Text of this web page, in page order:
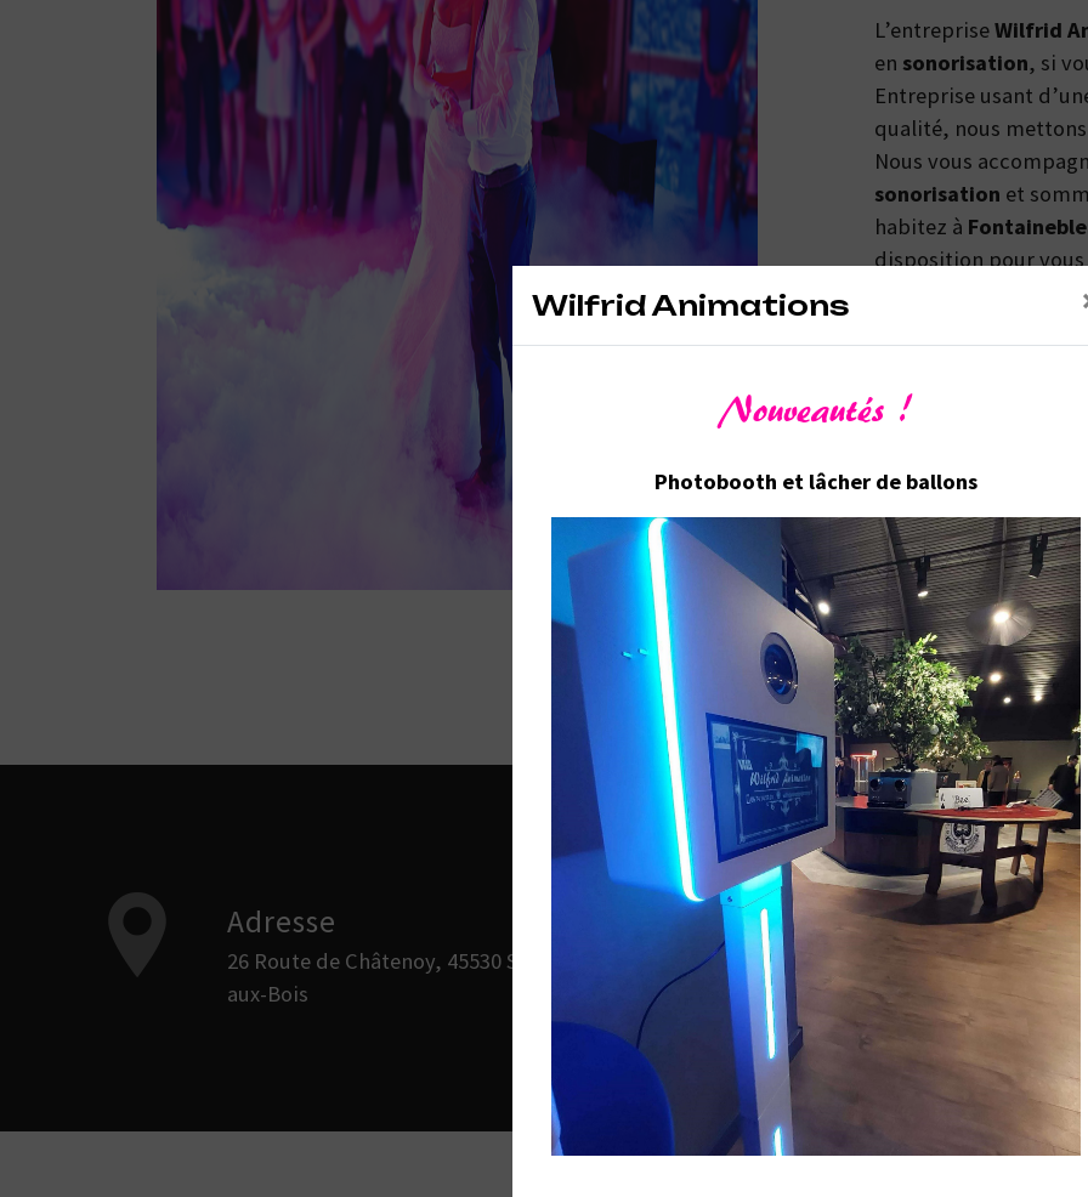
Wilfrid Animations
Nouveautés !
Photobooth et lâcher de ballons
L’entrepriseWilfrid
en sonorisation, si
Entreprise usant
qualité, nous
Nous vous
sonorisation et
habitez à
disposition pour
nécessaires à votre
est avant tout notre
renforce encore
équipe est qualifiée
En savoir plus
Adresse
26 Route de Châtenoy, 45530 Sury-
aux-Bois
Téléphone
06 74 14 59 01